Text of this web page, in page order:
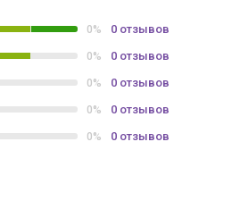
0% 0 отзывов
0% 0 отзывов
0% 0 отзывов
0% 0 отзывов
0% 0 отзывов